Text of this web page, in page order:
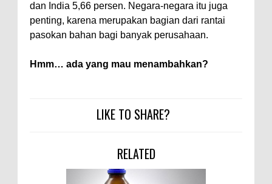
dan India 5,66 persen. Negara-negara itu juga
penting, karena merupakan bagian dari rantai
pasokan bahan bagi banyak perusahaan.
Hmm… ada yang mau menambahkan?
LIKE TO SHARE?
RELATED